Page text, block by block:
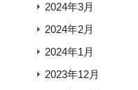
2024年3月
2024年2月
2024年1月
2023年12月